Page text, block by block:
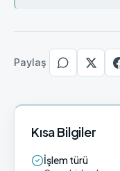
Paylaş
Kısa Bilgiler
İşlem türü